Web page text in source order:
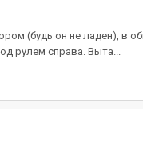
(будь он не ладен), в
рулем справа. Выта...